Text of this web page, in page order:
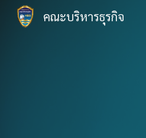
คณะบริหารธุรกิจ